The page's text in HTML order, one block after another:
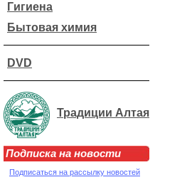
Гигиена
Бытовая химия
DVD
Традиции Алтая
Подписка на новости
Подписаться на рассылку новостей